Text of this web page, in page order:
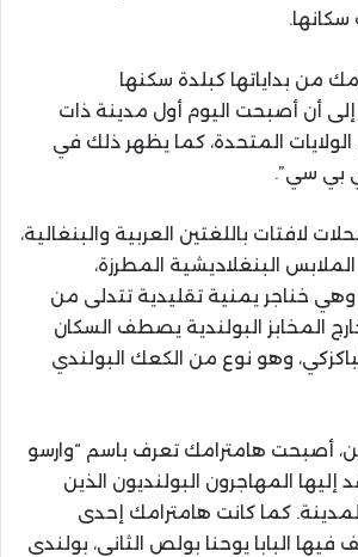
من بداياتها كبلدة سكنها
أن أصبحت اليوم أول مدينة ذات
المتحدة، كما يظهر ذلك في
بي سي”.
لافتات باللغتين العربية والبنغالية،
البنغلاديشية المطرزة،
وهي خناجر يمنية تقليدية تتدلى من
المخابز البولندية يصطف السكان
وهو نوع من الكعك البولندي
أصبحت هامترامك تعرف باسم “وارسو
إليها المهاجرون البولنديون الذين
كما كانت هامترامك إحدى
البابا يوحنا بولص الثاني، بولندي